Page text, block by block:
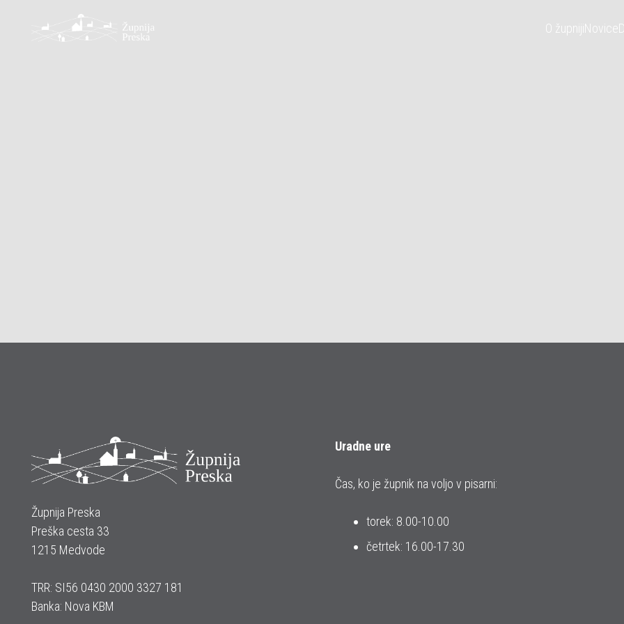
O župnijiNovice
Župnija Preska
Preška cesta 33
1215 Medvode
TRR: SI56 0430 2000 3327 181
Banka: Nova KBM
Uradne ure
Čas, ko je župnik na voljo v pisarni:
torek: 8.00-10.00
četrtek: 16.00-17.30